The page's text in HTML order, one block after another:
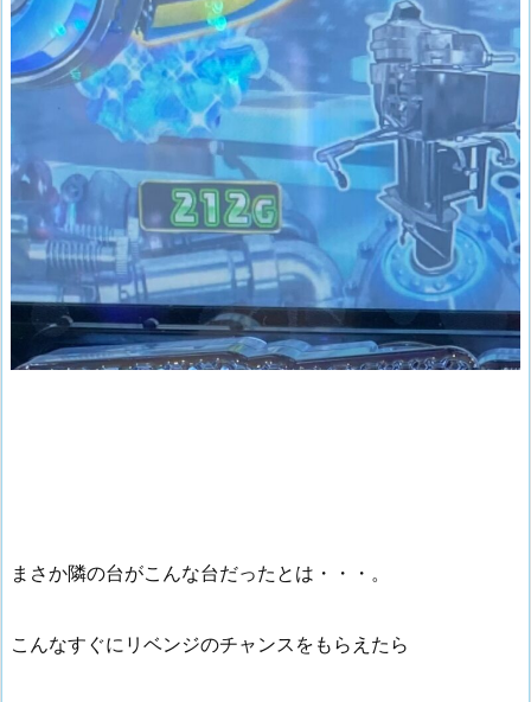
まさか隣の台がこんな台だったとは・・・。
こんなすぐにリベンジのチャンスをもらえたら